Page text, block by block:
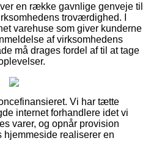
en række gavnlige genveje til
troværdighed. I
varehuse som giver kunderne
af virksomhedens
må drages fordel af til at tage
Vi har tætte
internet forhandlere idet vi
varer, og opnår provision
hjemmeside realiserer en